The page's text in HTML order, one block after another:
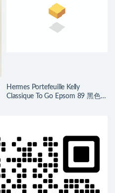
Hermes Portefeuille Kelly
Classique To Go Epsom 89 黑色全